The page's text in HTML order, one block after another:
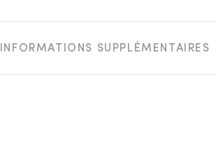
INFORMATIONS SUPPLÉMENTAIRES